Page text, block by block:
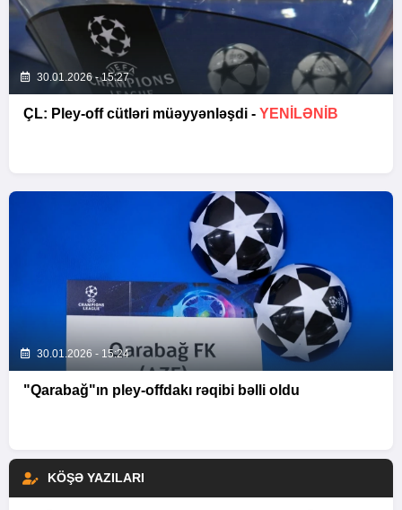
30.01.2026 - 15:27
ÇL: Pley-off cütləri müəyyənləşdi - YENİLƏNİB
30.01.2026 - 15:24
"Qarabağ"ın pley-offdakı rəqibi bəlli oldu
KÖŞƏ YAZILARI